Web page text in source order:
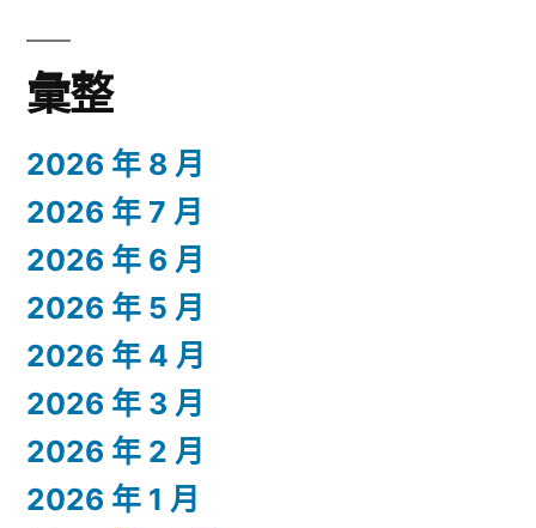
彙整
2026 年 8 月
2026 年 7 月
2026 年 6 月
2026 年 5 月
2026 年 4 月
2026 年 3 月
2026 年 2 月
2026 年 1 月